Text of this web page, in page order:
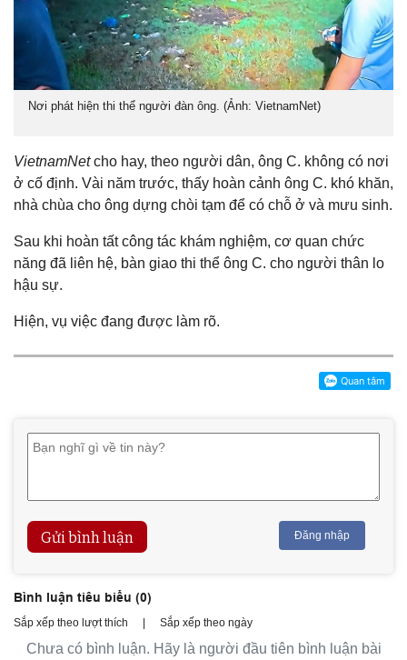
Nơi phát hiện thi thể người đàn ông. (Ảnh: VietnamNet)
VietnamNetcho hay, theo người dân, ông C. không có nơi
ở cố định. Vài năm trước, thấy hoàn cảnh ông C. khó khăn,
nhà chùa cho ông dựng chòi tạm để có chỗ ở và mưu sinh.
Sau khi hoàn tất công tác khám nghiệm, cơ quan chức
năng đã liên hệ, bàn giao thi thể ông C. cho người thân lo
hậu sự.
Hiện, vụ việc đang được làm rõ.
Gửi bình luận Đăng nhập
Bình luận tiêu biểu (0)
Sắp xếp theo lượt thích Sắp xếp theo ngày
Chưa có bình luận. Hãy là người đầu tiên bình luận bài